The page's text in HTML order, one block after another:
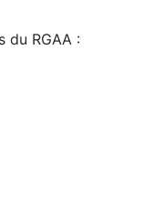
du RGAA :